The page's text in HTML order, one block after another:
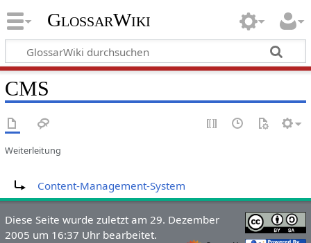
GlossarWiki
CMS
Weiterleitung
Content-Management-System
Diese Seite wurde zuletzt am 29. Dezember
2005 um 16:37 Uhr bearbeitet.